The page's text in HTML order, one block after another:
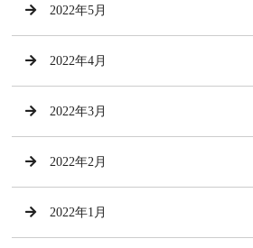
2022年5月
2022年4月
2022年3月
2022年2月
2022年1月